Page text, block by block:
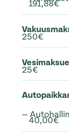
191,88€
250€
25€
—
40,00€